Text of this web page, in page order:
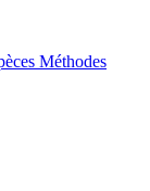
Méthodes